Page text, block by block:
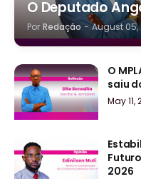
O Deputado
Por Redação - August 05,
O
saiu
May 11,
2026